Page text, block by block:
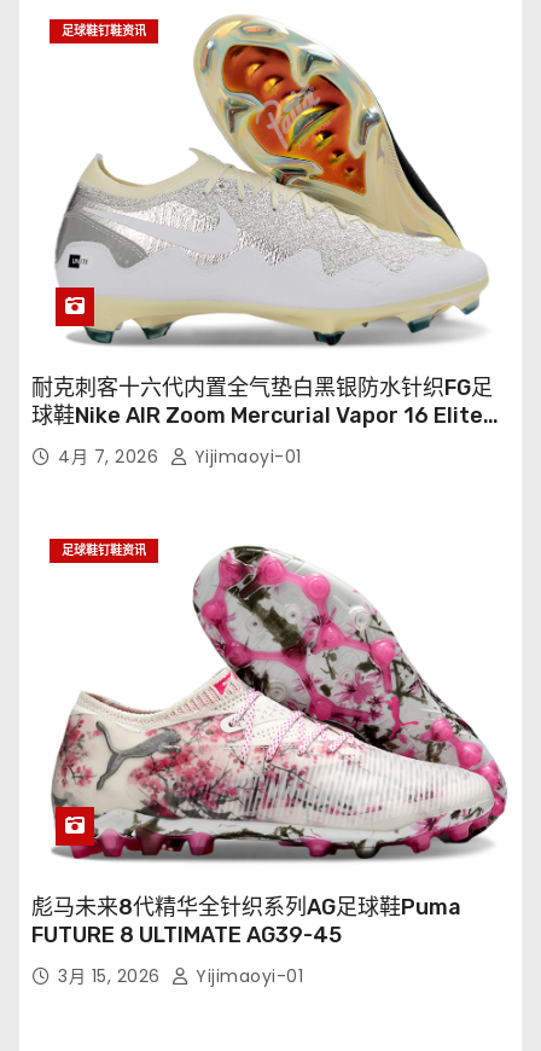
足球鞋钉鞋资讯
耐克刺客十六代内置全气垫白黑银防水针织FG足
球鞋Nike AIR Zoom Mercurial Vapor 16 Elite
XXV FG35-45
4月 7, 2026 Yijimaoyi-01
足球鞋钉鞋资讯
彪马未来8代精华全针织系列AG足球鞋Puma
FUTURE 8 ULTIMATE AG39-45
3月 15, 2026 Yijimaoyi-01